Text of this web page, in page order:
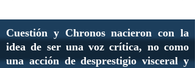
Cuestión y Chronos nacieron con la
idea de ser una voz crítica, no como
una acción de desprestigio visceral y